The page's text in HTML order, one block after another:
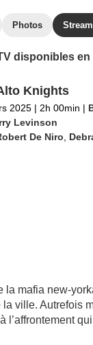
Photos
disponibles
Knights
2025 | 2h 00min |
Levinson
De Niro
la mafia new-
ville. Autrefois
l’affrontement